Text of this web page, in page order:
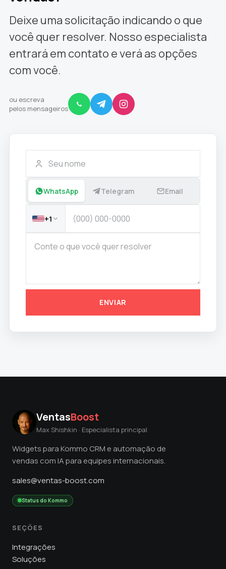
Deixe uma solicitação indicando o que
você quer resolver. Nosso especialista
entrará em contato e verá as opções
com você.
ou escreva
pelos mensageiros
WhatsApp Telegram Email
+1
ENVIAR
VentasBoost
Max Shishkin · Especialista principal
Widgets para Kommo CRM e automação de
vendas com IA para equipes internacionais.
sales@ventas-boost.com
Status do Kommo
SEÇÕES
Integrações
Soluções